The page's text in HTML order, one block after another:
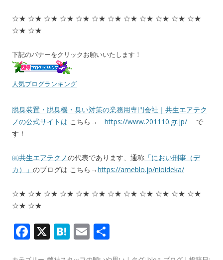
☆★ ☆★ ☆★ ☆★ ☆★ ☆★ ☆★ ☆★ ☆★ ☆★ ☆★ ☆★
☆★ ☆★
下記のバナーをクリックお願いいたします！
人気ブログランキング
脱臭装置・脱臭機・臭い対策の業務用専門会社｜共生エアテク
ノの公式サイトは こちら→ https://www.201110.gr.jp/ で
す！
㈱共生エアテクノの代表であります、通称 「におい刑事（デ
カ）」 のブログは こちら→https://ameblo.jp/nioideka/
☆★ ☆★ ☆★ ☆★ ☆★ ☆★ ☆★ ☆★ ☆★ ☆★ ☆★ ☆★
☆★ ☆★
F X H E